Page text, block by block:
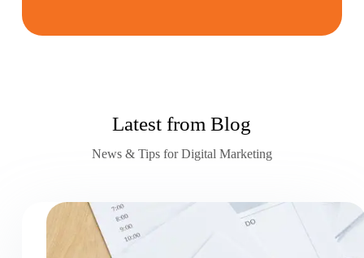
Latest from Blog
News & Tips for Digital Marketing